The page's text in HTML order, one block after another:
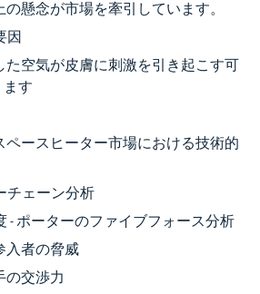
の懸念が市場を牽引しています。
因
た空気が皮膚に刺激を引き起こす可
す
ペースヒーター市場における技術的
チェーン分析
- ポーターのファイブフォース分析
入者の脅威
の交渉力